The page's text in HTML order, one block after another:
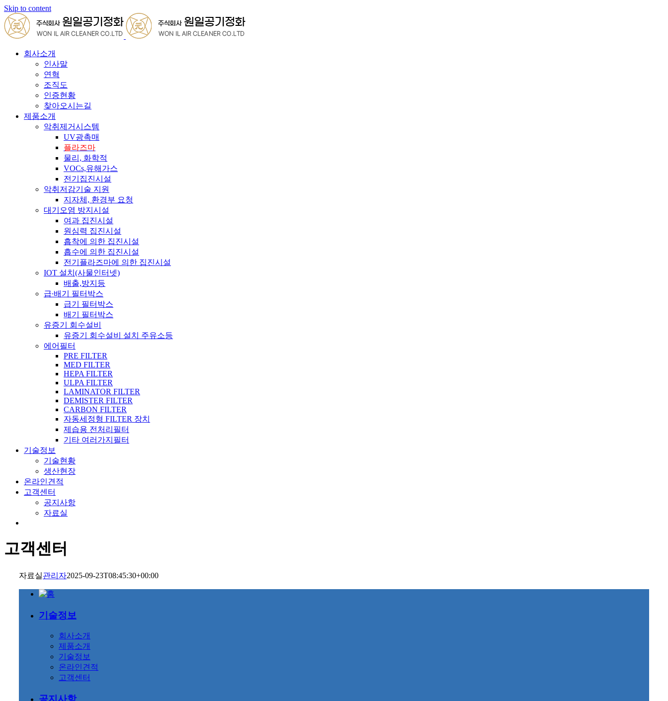
Skip to content
회사소개
인사말
연혁
조직도
인증현황
찾아오시는길
제품소개
악취제거시스템
UV광촉매
플라즈마
물리, 화학적
VOCs,유해가스
전기집진시설
악취저감기술 지원
지자체, 환경부 요청
대기오염 방지시설
여과 집진시설
원심력 집진시설
흡착에 의한 집진시설
흡수에 의한 집진시설
전기플라즈마에 의한 집진시설
IOT 설치(사물인터넷)
배출,방지등
급∙배기 필터박스
급기 필터박스
배기 필터박스
유증기 회수설비
유증기 회수설비 설치 주유소등
에어필터
PRE FILTER
MED FILTER
HEPA FILTER
ULPA FILTER
LAMINATOR FILTER
DEMISTER FILTER
CARBON FILTER
자동세정형 FILTER 장치
제습용 전처리필터
기타 여러가지필터
기술정보
기술현황
생산현장
온라인견적
고객센터
공지사항
자료실
고객센터
자료실관리자2025-09-23T08:45:30+00:00
기술정보
회사소개
제품소개
기술정보
온라인견적
고객센터
공지사항